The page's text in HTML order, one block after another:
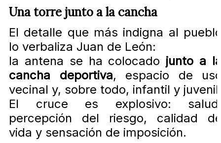
Una torre junto a la cancha
El detalle que más indigna al
lo verbaliza Juan de León:
la antena se ha colocado junto a
cancha deportiva, espacio de
vecinal y, sobre todo, infantil y
El cruce es explosivo:
percepción del riesgo, calidad
vida y sensación de imposición.